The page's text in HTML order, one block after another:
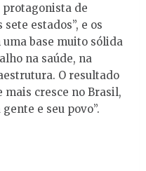
protagonista de
estados”, e os
base muito sólida
na saúde, na
O resultado
mais cresce no Brasil,
e seu povo”.